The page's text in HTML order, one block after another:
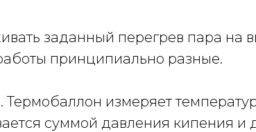
заданный перегрев пара на
принципиально разные.
измеряет
суммой давления кипения